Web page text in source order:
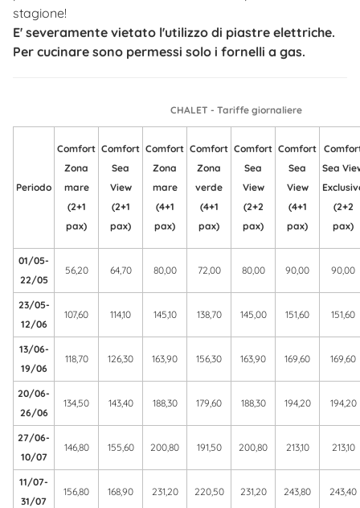
stagione!
E' severamente vietato l'utilizzo di piastre elettriche.
Per cucinare sono permessi solo i fornelli a gas.
CHALET - Tariffe giornaliere
Periodo
Comfort
Zona
mare
(2+1
pax)
Comfort
Sea
View
(2+1
pax)
Comfort
Zona
mare
(4+1
pax)
Comfort
Zona
verde
(4+1
pax)
Comfort
Sea
View
(2+2
pax)
Comfort
Sea
View
(4+1
pax)
Sea
(2+2
pax)
01/05-
22/05
56,20 64,70 80,00 72,00 80,00 90,00 90,00
23/05-
12/06
107,60 114,10 145,10 138,70 145,00 151,60 151,60
13/06-
19/06
118,70 126,30 163,90 156,30 163,90 169,60 169,60
20/06-
26/06
134,50 143,40 188,30 179,60 188,30 194,20 194,20
27/06-
10/07
146,80 155,60 200,80 191,50 200,80 213,10 213,10
11/07-
31/07
156,80 168,90 231,20 220,50 231,20 243,80 243,40